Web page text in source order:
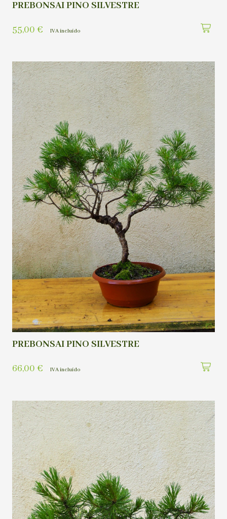
PREBONSAI PINO SILVESTRE
55,00 € IVA incluído
PREBONSAI PINO SILVESTRE
66,00 € IVA incluído